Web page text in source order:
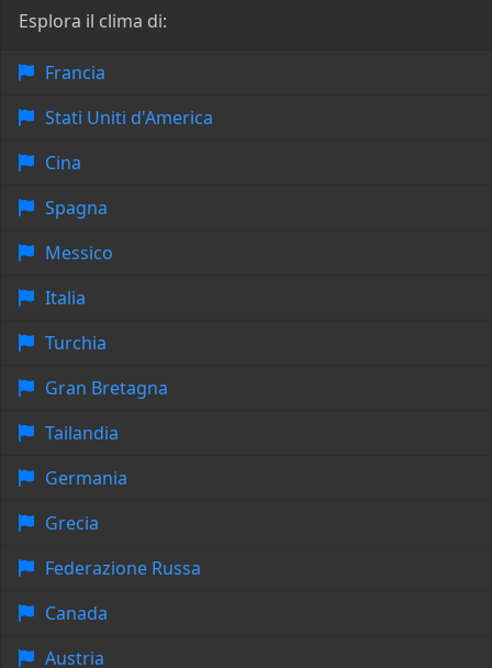
Esplora il clima di:
Francia
Stati Uniti d'America
Cina
Spagna
Messico
Italia
Turchia
Gran Bretagna
Tailandia
Germania
Grecia
Federazione Russa
Canada
Austria